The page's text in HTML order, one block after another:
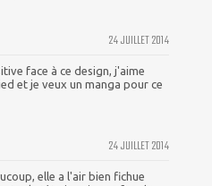
24 JUILLET 2014
face à ce design, j'aime
et je veux un manga pour ce
24 JUILLET 2014
elle a l'air bien fichue